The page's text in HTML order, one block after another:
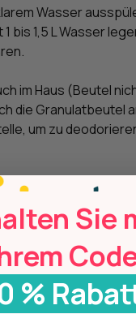
Wasser
bis 1,5 L Wasser
im Haus (Beutel
die Granulatbeutel
um zu
Sie
%